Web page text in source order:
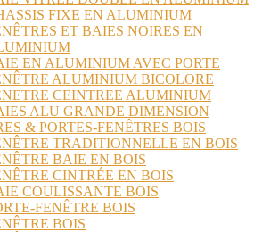
FIXE EN ALUMINIUM
ET BAIES NOIRES EN
EN ALUMINIUM AVEC PORTE
ALUMINIUM BICOLORE
CEINTREE ALUMINIUM
ALU GRANDE DIMENSION
& PORTES-FENÊTRES BOIS
TRADITIONNELLE EN BOIS
BAIE EN BOIS
CINTRÉE EN BOIS
COULISSANTE BOIS
FENÊTRE BOIS
BOIS